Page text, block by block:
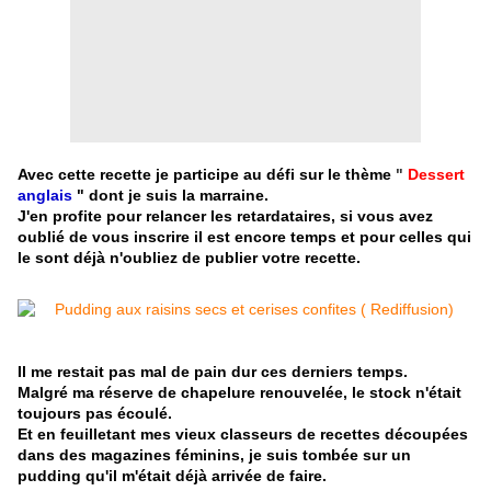
Avec cette recette je participe au défi sur le thème " Dessert
anglais " dont je suis la marraine.
J'en profite pour relancer les retardataires, si vous avez
oublié de vous inscrire il est encore temps et pour celles qui
le sont déjà n'oubliez de publier votre recette.
Il me restait pas mal de pain dur ces derniers temps.
Malgré ma réserve de chapelure renouvelée, le stock n'était
toujours pas écoulé.
Et en feuilletant mes vieux classeurs de recettes découpées
dans des magazines féminins, je suis tombée sur un
pudding qu'il m'était déjà arrivée de faire.